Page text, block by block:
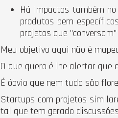
Há impactos também
produtos bem
projetos que
Meu objetivo aqui não é
O que quero é lhe alertar que
É óbvio que nem tudo são
Startups com projetos
tal que tem gerado